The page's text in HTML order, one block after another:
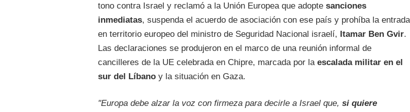
tono contra Israel y reclamó a la Unión Europea que adoptesanciones
inmediatas, suspenda el acuerdo de asociación con ese país y prohíba la entrada
en territorio europeo del ministro de Seguridad Nacional israelí, Itamar Ben Gvir.
Las declaraciones se produjeron en el marco de una reunión informal de
cancilleres de la UE celebrada en Chipre, marcada por laescalada militar en el
sur del Líbano y la situación en Gaza.
"Europa debe alzar la voz con firmeza para decirle a Israel que,si quiere